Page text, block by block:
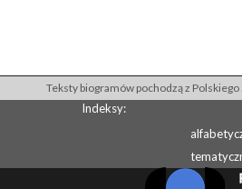
Teksty biogramów pochodzą z
Indeksy: